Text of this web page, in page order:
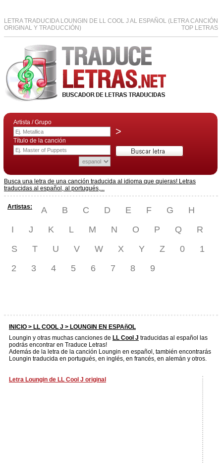
LETRA TRADUCIDA LOUNGIN DE LL COOL J AL ESPAÑOL (LETRA CANCIÓN
ORIGINAL Y TRADUCCIÓN)
TOP LETRAS
Artista / Grupo
>
Título de la canción
Busca una letra de una canción traducida al idioma que quieras! Letras
traducidas al español, al portugués,...
Artistas: A B C D E F G
H
I
J K L M N O P Q
R
S
T U V W X Y Z 0
1
2
3 4 5 6 7 8 9
INICIO > LL COOL J > LOUNGIN EN ESPAñOL
Loungin y otras muchas canciones de LL Cool J traducidas al español las
podrás encontrar en Traduce Letras!
Además de la letra de la canción Loungin en español, también encontrarás
Loungin traducida en portugués, en inglés, en francés, en alemán y otros.
Letra Loungin de LL Cool J original